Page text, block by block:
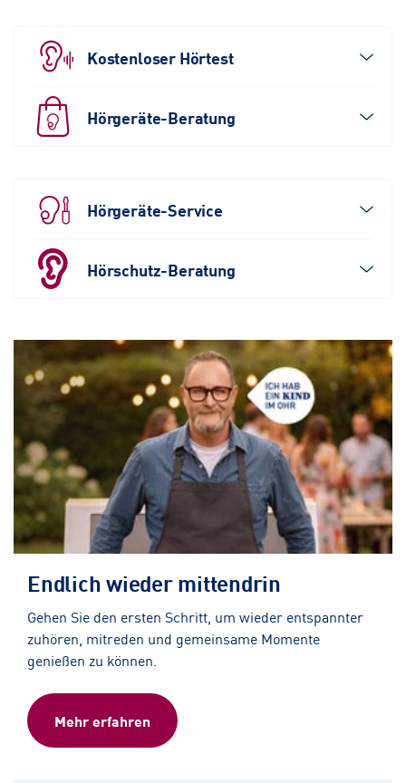
Kostenloser Hörtest
Hörgeräte-Beratung
Hörgeräte-Service
Hörschutz-Beratung
Endlich wieder mittendrin
Gehen Sie den ersten Schritt, um wieder entspannter
zuhören, mitreden und gemeinsame Momente
genießen zu können.
Mehr erfahren